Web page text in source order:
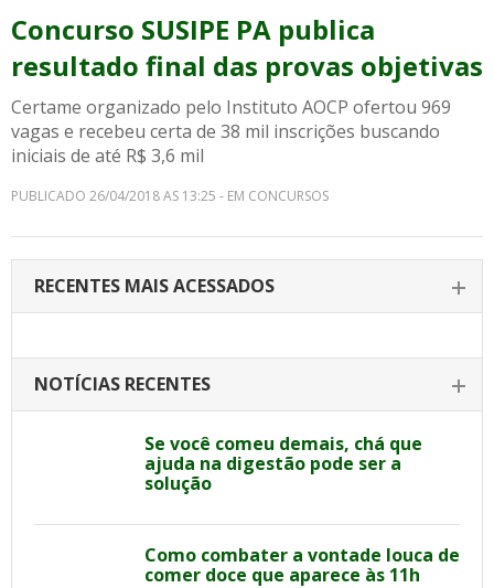
Concurso SUSIPE PA publica
resultado final das provas objetivas
Certame organizado pelo Instituto AOCP ofertou 969
vagas e recebeu certa de 38 mil inscrições buscando
iniciais de até R$ 3,6 mil
PUBLICADO 26/04/2018 AS 13:25 - EM CONCURSOS
RECENTES MAIS ACESSADOS
NOTÍCIAS RECENTES
Se você comeu demais, chá que
ajuda na digestão pode ser a
solução
Como combater a vontade louca de
comer doce que aparece às 11h